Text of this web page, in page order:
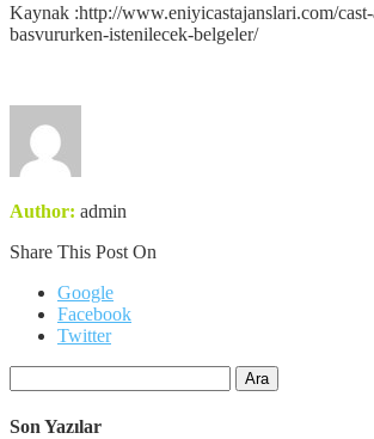
Kaynak :http://www.eniyicastajanslari.com/
basvururken-istenilecek-belgeler/
Author: admin
Share This Post On
Google
Facebook
Twitter
Son Yazılar